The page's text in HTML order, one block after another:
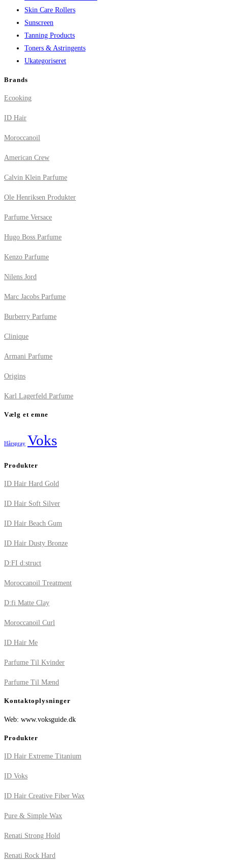
Skin Care Rollers
Sunscreen
Tanning Products
Toners & Astringents
Ukategoriseret
Brands
Ecooking
ID Hair
Moroccanoil
American Crew
Calvin Klein Parfume
Ole Henriksen Produkter
Parfume Versace
Hugo Boss Parfume
Kenzo Parfume
Nilens Jord
Marc Jacobs Parfume
Burberry Parfume
Clinique
Armani Parfume
Origins
Karl Lagerfeld Parfume
Vælg et emne
Hårspray Voks
Produkter
ID Hair Hard Gold
ID Hair Soft Silver
ID Hair Beach Gum
ID Hair Dusty Bronze
D:FI d:struct
Moroccanoil Treatment
D:fi Matte Clay
Moroccanoil Curl
ID Hair Me
Parfume Til Kvinder
Parfume Til Mænd
Kontaktoplysninger
Web: www.voksguide.dk
Produkter
ID Hair Extreme Titanium
ID Voks
ID Hair Creative Fiber Wax
Pure & Simple Wax
Renati Strong Hold
Renati Rock Hard